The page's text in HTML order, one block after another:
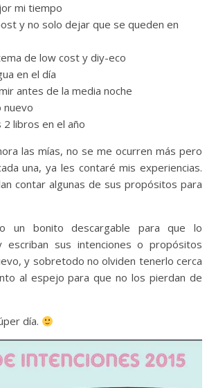
mi tiempo
y no solo dejar que se queden en
de low cost y diy-eco
en el día
antes de la media noche
nuevo
2 libros en el año
las mías, no se me ocurren más pero
una, ya les contaré mis experiencias.
contar algunas de sus propósitos para
un bonito descargable para que lo
escriban sus intenciones o propósitos
y sobretodo no olviden tenerlo cerca
al espejo para que no los pierdan de
día.